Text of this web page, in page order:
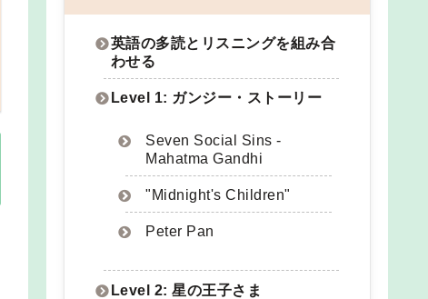
英語の多読とリスニングを組み合
わせる
Level 1: ガンジー・ストーリー
Seven Social Sins -
Mahatma Gandhi
"Midnight's Children"
Peter Pan
Level 2: 星の王子さま